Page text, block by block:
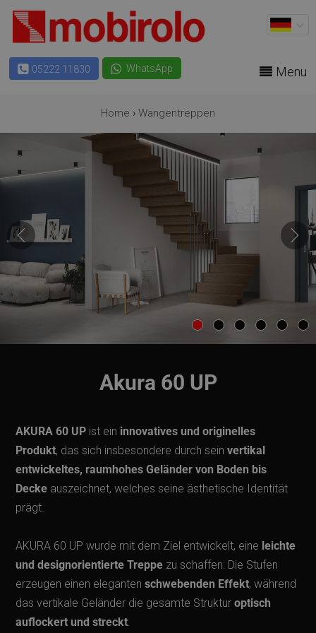
05222 11830 WhatsApp Menu
Home › Wangentreppen
Akura 60 UP
AKURA 60 UP ist ein innovatives und originelles
Produkt, das sich insbesondere durch seinvertikal
entwickeltes, raumhohes Geländer von Boden bis
Decke auszeichnet, welches seine ästhetische Identität
prägt.
AKURA 60 UP wurde mit dem Ziel entwickelt, eine leichte
und designorientierte Treppe zu schaffen: Die Stufen
erzeugen einen elegantenschwebenden Effekt, während
das vertikale Geländer die gesamte Strukturoptisch
auflockert und streckt.